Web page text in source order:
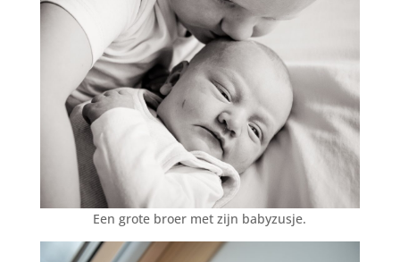
Een grote broer met zijn babyzusje.